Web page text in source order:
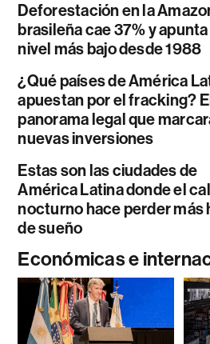
Deforestación en la
brasileña cae 37% y apunta
nivel más bajo desde 1988
¿Qué países de América
apuestan por el fracking?
panorama legal que
nuevas inversiones
Estas son las ciudades de
América Latina donde el
nocturno hace perder más
de sueño
Económicas e